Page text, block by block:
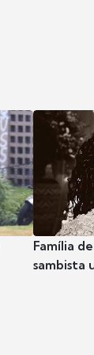
Família
sambista